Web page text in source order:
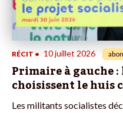
RÉCIT • 10 juillet 2026
Primaire à gauche
choisissent le huis
Les militants socialistes